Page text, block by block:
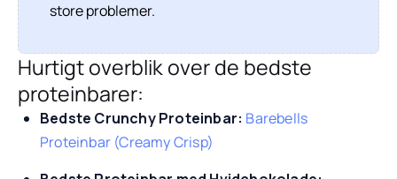
store problemer.
Hurtigt overblik over de bedste
proteinbarer:
Bedste Crunchy Proteinbar: Barebells
Proteinbar (Creamy Crisp)